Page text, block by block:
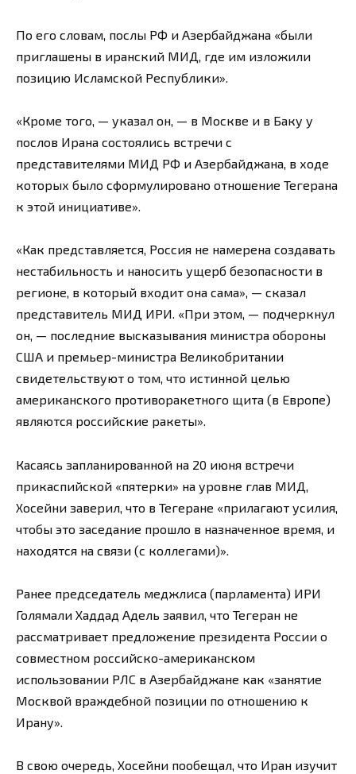
По его словам, послы РФ и Азербайджана «были
приглашены в иранский МИД, где им изложили
позицию Исламской Республики».
«Кроме того, — указал он, — в Москве и в Баку у
послов Ирана состоялись встречи с
представителями МИД РФ и Азербайджана, в ходе
которых было сформулировано отношение Тегерана
к этой инициативе».
«Как представляется, Россия не намерена создавать
нестабильность и наносить ущерб безопасности в
регионе, в который входит она сама», — сказал
представитель МИД ИРИ. «При этом, — подчеркнул
он, — последние высказывания министра обороны
США и премьер-министра Великобритании
свидетельствуют о том, что истинной целью
американского противоракетного щита (в Европе)
являются российские ракеты».
Касаясь запланированной на 20 июня встречи
прикаспийской «пятерки» на уровне глав МИД,
Хосейни заверил, что в Тегеране «прилагают усилия,
чтобы это заседание прошло в назначенное время, и
находятся на связи (с коллегами)».
Ранее председатель меджлиса (парламента) ИРИ
Голямали Хаддад Адель заявил, что Тегеран не
рассматривает предложение президента России о
совместном российско-американском
использовании РЛС в Азербайджане как «занятие
Москвой враждебной позиции по отношению к
Ирану».
В свою очередь, Хосейни пообещал, что Иран изучит